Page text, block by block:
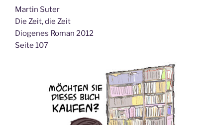
Martin Suter
Die Zeit, die Zeit
Diogenes Roman 2012
Seite 107